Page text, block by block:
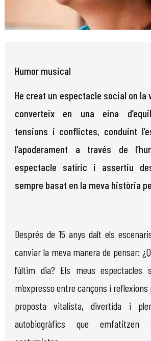
Humor musical
He creat un espec­tacle social on la
converteix en una eina
tensions i conflic­tes, conduint
l’apoderament a tra­vés de
espectacle satíric i assertiu
sempre basat en la meva història
Després de 15 anys dalt els
canviar la meva manera de pensar:
l’últim dia? Els meus espectacles
m’expresso entre cançons i
proposta vitalista, divertida i
autobiogràfics que emfatitzen